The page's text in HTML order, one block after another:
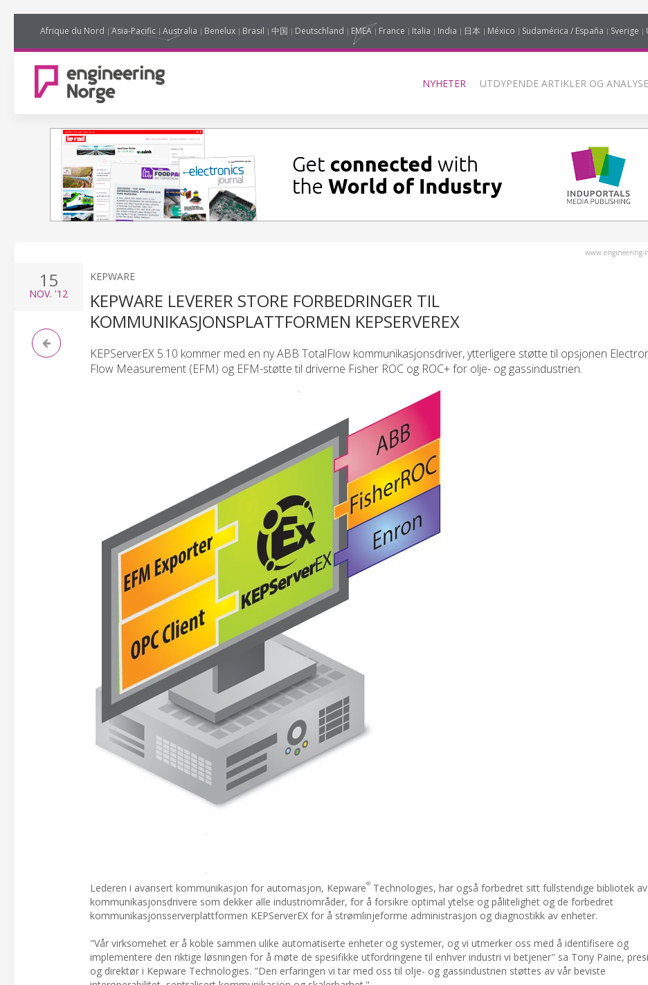
Afrique du Nord Asia-Pacific Australia Benelux Brasil 中国 Deutschland EMEA France Italia India 日本 México Sudamérica / España Sverige
NYHETER UTDYPENDE ARTIKLER OG
www.engineering-
15
NOV. '12
KEPWARE
KEPWARE LEVERER STORE FORBEDRINGER TIL
KOMMUNIKASJONSPLATTFORMEN KEPSERVEREX
KEPServerEX 5.10 kommer med en ny ABB TotalFlow kommunikasjonsdriver, ytterligere støtte til opsjonen
Flow Measurement (EFM) og EFM-støtte til driverne Fisher ROC og ROC+ for olje- og gassindustrien.
Lederen i avansert kommunikasjon for automasjon, Kepware® Technologies, har også forbedret sitt fullstendige bibliotek av
kommunikasjonsdrivere som dekker alle industriområder, for å forsikre optimal ytelse og pålitelighet og de forbedret
kommunikasjonsserverplattformen KEPServerEX for å strømlinjeforme administrasjon og diagnostikk av enheter.
"Vår virksomehet er å koble sammen ulike automatiserte enheter og systemer, og vi utmerker oss med å identifisere og
implementere den riktige løsningen for å møte de spesifikke utfordringene til enhver industri vi betjener" sa Tony Paine,
og direktør i Kepware Technologies. "Den erfaringen vi tar med oss til olje- og gassindustrien støttes av vår beviste